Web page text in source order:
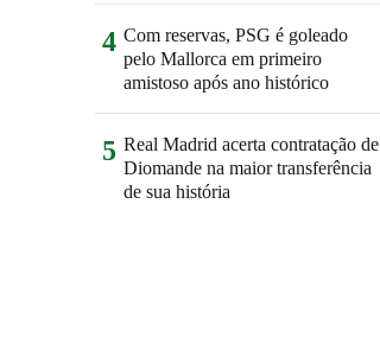
4 Com reservas, PSG é goleado
pelo Mallorca em primeiro
amistoso após ano histórico
5 Real Madrid acerta contratação de
Diomande na maior transferência
de sua história